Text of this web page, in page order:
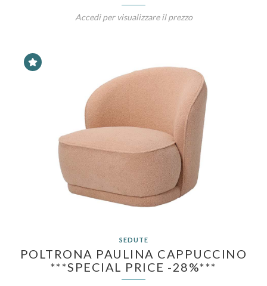
Accedi per visualizzare il prezzo
SEDUTE
POLTRONA PAULINA CAPPUCCINO
***SPECIAL PRICE -28%***